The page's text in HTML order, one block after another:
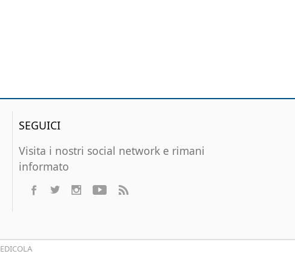
SEGUICI
Visita i nostri social network e rimani
informato
EDICOLA